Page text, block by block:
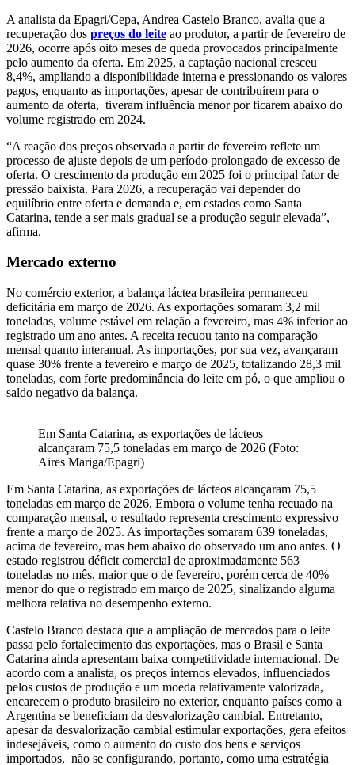
A analista da Epagri/Cepa, Andrea Castelo Branco, avalia que a
recuperação dos preços do leite ao produtor, a partir de fevereiro de
2026, ocorre após oito meses de queda provocados principalmente
pelo aumento da oferta. Em 2025, a captação nacional cresceu
8,4%, ampliando a disponibilidade interna e pressionando os valores
pagos, enquanto as importações, apesar de contribuírem para o
aumento da oferta, tiveram influência menor por ficarem abaixo do
volume registrado em 2024.
“A reação dos preços observada a partir de fevereiro reflete um
processo de ajuste depois de um período prolongado de excesso de
oferta. O crescimento da produção em 2025 foi o principal fator de
pressão baixista. Para 2026, a recuperação vai depender do
equilíbrio entre oferta e demanda e, em estados como Santa
Catarina, tende a ser mais gradual se a produção seguir elevada”,
afirma.
Mercado externo
No comércio exterior, a balança láctea brasileira permaneceu
deficitária em março de 2026. As exportações somaram 3,2 mil
toneladas, volume estável em relação a fevereiro, mas 4% inferior ao
registrado um ano antes. A receita recuou tanto na comparação
mensal quanto interanual. As importações, por sua vez, avançaram
quase 30% frente a fevereiro e março de 2025, totalizando 28,3 mil
toneladas, com forte predominância do leite em pó, o que ampliou o
saldo negativo da balança.
Em Santa Catarina, as exportações de lácteos
alcançaram 75,5 toneladas em março de 2026 (Foto:
Aires Mariga/Epagri)
Em Santa Catarina, as exportações de lácteos alcançaram 75,5
toneladas em março de 2026. Embora o volume tenha recuado na
comparação mensal, o resultado representa crescimento expressivo
frente a março de 2025. As importações somaram 639 toneladas,
acima de fevereiro, mas bem abaixo do observado um ano antes. O
estado registrou déficit comercial de aproximadamente 563
toneladas no mês, maior que o de fevereiro, porém cerca de 40%
menor do que o registrado em março de 2025, sinalizando alguma
melhora relativa no desempenho externo.
Castelo Branco destaca que a ampliação de mercados para o leite
passa pelo fortalecimento das exportações, mas o Brasil e Santa
Catarina ainda apresentam baixa competitividade internacional. De
acordo com a analista, os preços internos elevados, influenciados
pelos custos de produção e um moeda relativamente valorizada,
encarecem o produto brasileiro no exterior, enquanto países como a
Argentina se beneficiam da desvalorização cambial. Entretanto,
apesar da desvalorização cambial estimular exportações, gera efeitos
indesejáveis, como o aumento do custo dos bens e serviços
importados, não se configurando, portanto, como uma estratégia